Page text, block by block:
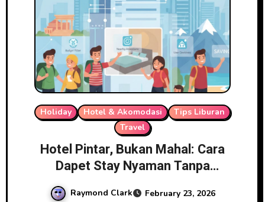
Holiday Hotel & Akomodasi
Tips Liburan
Travel
Hotel Pintar, Bukan Mahal: Cara
Dapet Stay Nyaman Tanpa
Raymond Clark
February 23, 2026